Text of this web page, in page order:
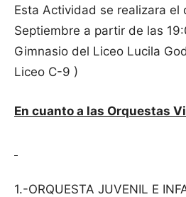
Esta Actividad se realizara el
Septiembre a partir de las
Gimnasio del Liceo Lucila
Liceo C-9 )
En cuanto a las Orquestas
1.-ORQUESTA JUVENIL E